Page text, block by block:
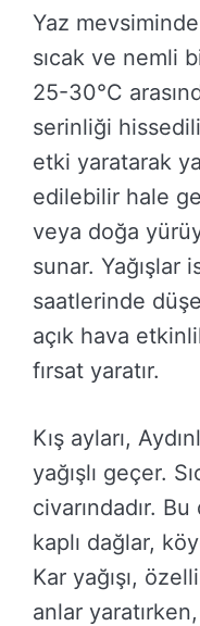
Yaz
sıcak ve nemli
25-30°C
serinliği
etki yaratarak
edilebilir hale
veya doğa
sunar. Yağışlar
saatlerinde
açık hava
fırsat yaratır.
Kış ayları,
yağışlı geçer.
civarındadır.
kaplı dağlar,
Kar yağışı,
anlar